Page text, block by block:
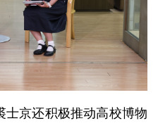
士京还积极推动高校博物